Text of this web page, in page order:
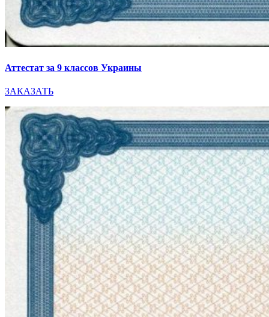
Аттестат за 9 классов Украины
ЗАКАЗАТЬ